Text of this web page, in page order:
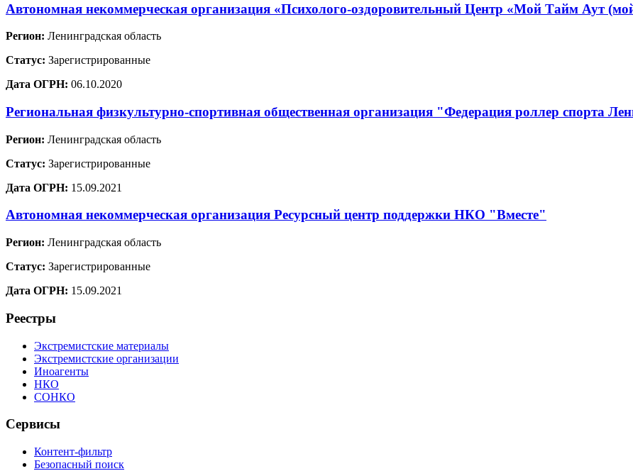
Автономная некоммерческая организация «Психолого-оздоровительный Центр «Мой Тайм Аут
Регион: Ленинградская область
Статус: Зарегистрированные
Дата ОГРН: 06.10.2020
Региональная физкультурно-спортивная общественная организация "Федерация роллер спорта
Регион: Ленинградская область
Статус: Зарегистрированные
Дата ОГРН: 15.09.2021
Автономная некоммерческая организация Ресурсный центр поддержки НКО "Вместе"
Регион: Ленинградская область
Статус: Зарегистрированные
Дата ОГРН: 15.09.2021
Реестры
Экстремистские материалы
Экстремистские организации
Иноагенты
НКО
СОНКО
Сервисы
Контент-фильтр
Безопасный поиск